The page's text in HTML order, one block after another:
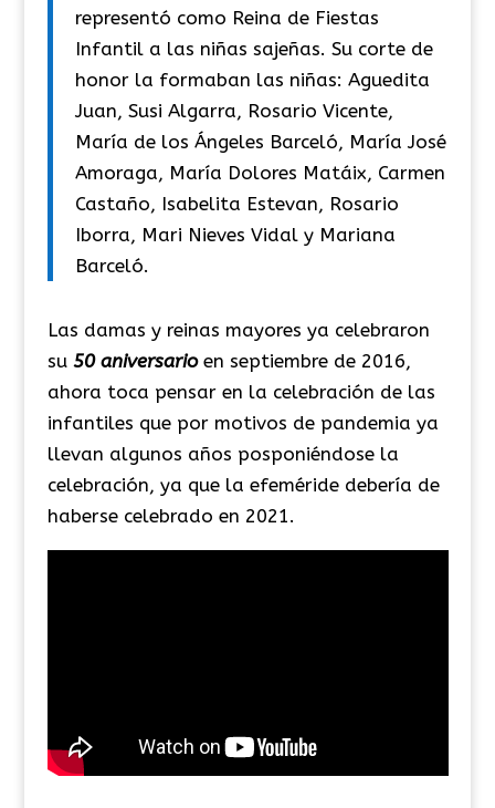
representó como Reina de Fiestas
Infantil a las niñas sajeñas. Su corte de
honor la formaban las niñas: Aguedita
Juan, Susi Algarra, Rosario Vicente,
María de los Ángeles Barceló, María José
Amoraga, María Dolores Matáix, Carmen
Castaño, Isabelita Estevan, Rosario
Iborra, Mari Nieves Vidal y Mariana
Barceló.
Las damas y reinas mayores ya celebraron
su 50 aniversarioen septiembre de 2016,
ahora toca pensar en la celebración de las
infantiles que por motivos de pandemia ya
llevan algunos años posponiéndose la
celebración, ya que la efeméride debería de
haberse celebrado en 2021.